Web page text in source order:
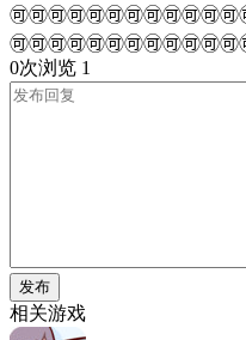
0次浏览 1
发布
相关游戏